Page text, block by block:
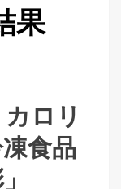
果
ロリ
食品